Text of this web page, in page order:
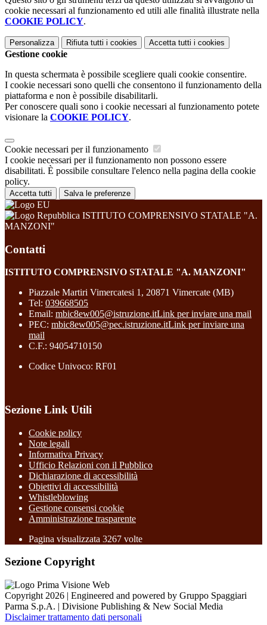
cookie necessari al funzionamento ed utili alle finalità illustrate nella
COOKIE POLICY.
Personalizza Rifiuta tutti i cookies Accetta tutti i cookies
Gestione cookie
In questa schermata è possibile scegliere quali cookie consentire.
I cookie necessari sono quelli che consentono il funzionamento della
piattaforma e non è possibile disabilitarli.
Per conoscere quali sono i cookie necessari al funzionamento potete
visionare la COOKIE POLICY.
Cookie necessari per il funzionamento
I cookie necessari per il funzionamento non possono essere
disabilitati. È possibile consultare l'elenco nella pagina della cookie
policy.
Accetta tutti Salva le preferenze
ISTITUTO COMPRENSIVO STATALE "A.
MANZONI"
Contatti
ISTITUTO COMPRENSIVO STATALE "A. MANZONI"
Piazzale Martiri Vimercatesi 1, 20871 Vimercate (MB)
Tel: 039668505
Email: mbic8ew005@istruzione.itLink per inviare una mail
PEC: mbic8ew005@pec.istruzione.itLink per inviare una
mail
C.F.: 94054710150
Codice Univoco: RF01
Sezione Link Utili
Cookie policy
Note legali
Informativa Privacy
Ufficio Relazioni con il Pubblico
Dichiarazione di accessibilità
Obiettivi di accessibilità
Whistleblowing
Gestione consensi cookie
Amministrazione trasparente
Pagina visualizzata 3267 volte
Sezione Copyright
Copyright 2026 | Engineered and powered by Gruppo Spaggiari
Parma S.p.A. | Divisione Publishing & New Social Media
Disclaimer trattamento dati personali